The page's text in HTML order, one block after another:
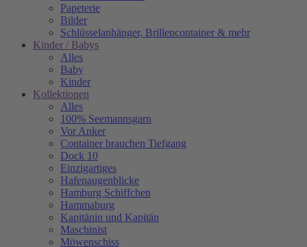
Papeterie
Bilder
Schlüsselanhänger, Brillencontainer & mehr
Kinder / Babys
Alles
Baby
Kinder
Kollektionen
Alles
100% Seemannsgarn
Vor Anker
Container brauchen Tiefgang
Dock 10
Einzigartiges
Hafenaugen­blicke
Hamburg Schiffchen
Hammaburg
Kapitänin und Kapitän
Maschinist
Möwenschiss